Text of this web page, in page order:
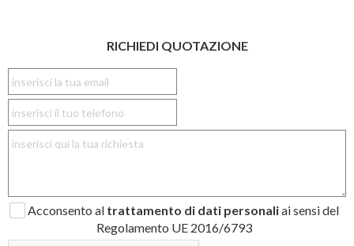
RICHIEDI QUOTAZIONE
Acconsento al trattamento di dati personaliai sensi del
Regolamento UE 2016/6793